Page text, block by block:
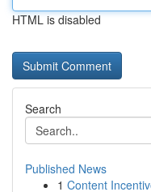
HTML is disabled
Search
Published News
1 Content